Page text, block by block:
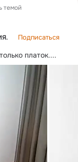
темой
Подписаться
платок....